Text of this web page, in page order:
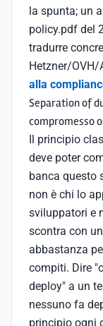
la spunta; un
policy.pdf del
tradurre
Hetzner/OVH/
alla
Separation of
compromesso
Il principio
deve poter
banca questo
non è chi lo
sviluppatori e
scontra con
abbastanza
compiti. Dire
deploy" a un
nessuno fa
principio ogni